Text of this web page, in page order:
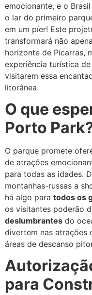
emocionante, e o
o lar do primeiro
em um píer! Este
transformará não
horizonte de Picarras,
experiência turística
visitarem essa
litorânea.
O que
Porto
O parque promete
de atrações
para todas as idades.
montanhas-russas a
há algo para todos os
os visitantes poderão
deslumbrantes do
divertem nas atrações
áreas de descanso
para